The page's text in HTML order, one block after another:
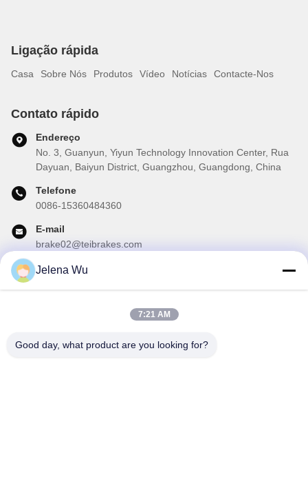
Ligação rápida
Casa Sobre Nós Produtos Vídeo Notícias Contacte-Nos
Contato rápido
Endereço
No. 3, Guanyun, Yiyun Technology Innovation Center, Rua
Dayuan, Baiyun District, Guangzhou, Guangdong, China
Telefone
0086-15360484360
E-mail
brake02@teibrakes.com
mais.
Jelena Wu
7:21 AM
Good day, what product are you looking for?